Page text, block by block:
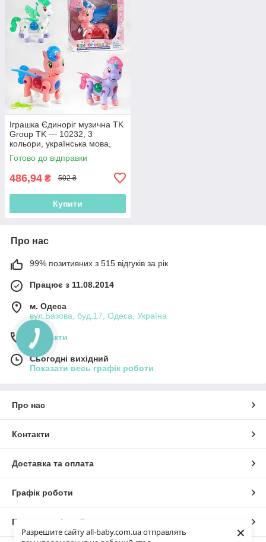
Разрешите сайту all-baby.com.ua отправлять
×
Іграшка Єдиноріг музична TK
Group TK — 10232, 3
кольори, українська мова,
звук, підсвітка
Готово до відправки
486,94 ₴ 502 ₴
Купити
Про нас
99% позитивних з 515 відгуків за рік
Працює з 11.08.2014
м. Одеса
вул.Базова, буд.17, Одеса, Україна
Контакти
Сьогодні вихідний
Показати весь графік роботи
Про нас
Контакти
Доставка та оплата
Графік роботи
Повна версія сайту